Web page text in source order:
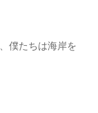
僕たちは海岸を